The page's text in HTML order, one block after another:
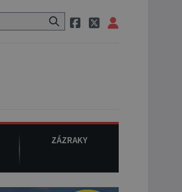
šelma, údajně bájná čupakabra.
ZÁZRAKY